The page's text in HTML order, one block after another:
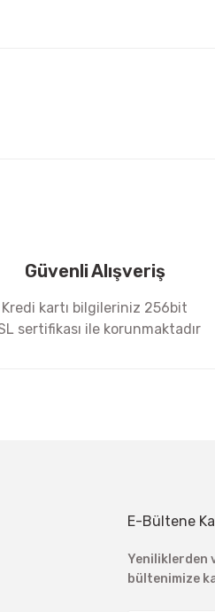
Güvenli Alışveriş
Kredi kartı bilgileriniz 256bit
sertifikası ile korunmaktadır
E-Bültene
Yeniliklerden
bültenimize